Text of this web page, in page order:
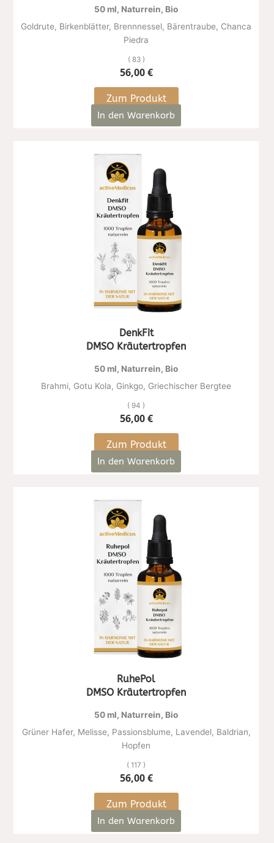
50 ml, Naturrein, Bio
Goldrute, Birkenblätter, Brennnessel, Bärentraube, Chanca
Piedra
( 83 )
56,00€
Zum Produkt
In den Warenkorb
DenkFit
DMSO Kräutertropfen
50 ml, Naturrein, Bio
Brahmi, Gotu Kola, Ginkgo, Griechischer Bergtee
( 94 )
56,00€
Zum Produkt
In den Warenkorb
RuhePol
DMSO Kräutertropfen
50 ml, Naturrein, Bio
Grüner Hafer, Melisse, Passionsblume, Lavendel, Baldrian,
Hopfen
( 117 )
56,00€
Zum Produkt
In den Warenkorb